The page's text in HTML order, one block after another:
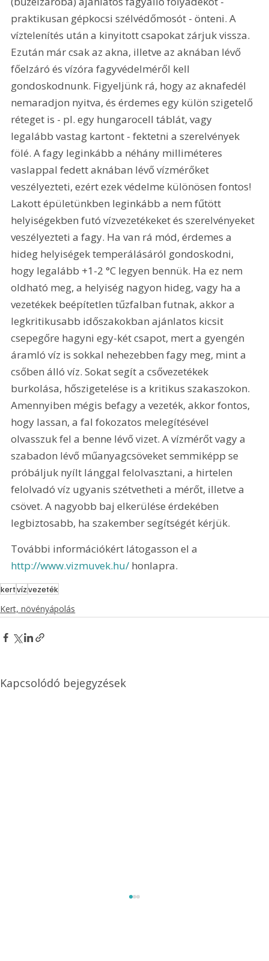
praktikusan gépkocsi szélvédőmosót - önteni. A
víztelenítés után a kinyitott csapokat zárjuk vissza.
Ezután már csak az akna, illetve az aknában lévő
főelzáró és vízóra fagyvédelméről kell
gondoskodnunk. Figyeljünk rá, hogy az aknafedél
nemaradjon nyitva, és érdemes egy külön szigetelő
réteget is - pl. egy hungarocell táblát, vagy
legalább vastag kartont - fektetni a szerelvények
fölé. A fagy leginkább a néhány milliméteres
vaslappal fedett aknában lévő vízmérőket
veszélyezteti, ezért ezek védelme különösen fontos!
Lakott épületünkben leginkább a nem fűtött
helyiségekben futó vízvezetékeket és szerelvényeket
veszélyezteti a fagy. Ha van rá mód, érdemes a
hideg helyiségek temperálásáról gondoskodni,
hogy legalább +1-2 °C legyen bennük. Ha ez nem
oldható meg, a helyiség nagyon hideg, vagy ha a
vezetékek beépítetlen tűzfalban futnak, akkor a
legkritikusabb időszakokban ajánlatos kicsit
csepegőre hagyni egy-két csapot, mert a gyengén
áramló víz is sokkal nehezebben fagy meg, mint a
csőben álló víz. Sokat segít a csővezetékek
burkolása, hőszigetelése is a kritikus szakaszokon.
Amennyiben mégis befagy a vezeték, akkor fontos,
hogy lassan, a fal fokozatos melegítésével
olvasszuk fel a benne lévő vizet. A vízmérőt vagy a
szabadon lévő műanyagcsöveket semmiképp se
próbáljuk nyílt lánggal felolvasztani, a hirtelen
felolvadó víz ugyanis szétvetheti a mérőt, illetve a
csövet. A nagyobb baj elkerülése érdekében
legbiztosabb, ha szakember segítségét kérjük.
További információkért látogasson el a
http://www.vizmuvek.hu/ honlapra.
kertvízvezeték
Kert, növényápolás
Kapcsolódó bejegyzések